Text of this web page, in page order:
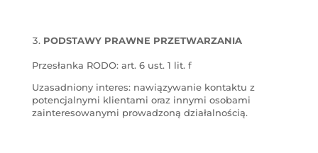
PODSTAWY PRAWNE PRZETWARZANIA
Przesłanka RODO: art. 6 ust. 1 lit. f
Uzasadniony interes: nawiązywanie kontaktu z
potencjalnymi klientami oraz innymi osobami
zainteresowanymi prowadzoną działalnością.